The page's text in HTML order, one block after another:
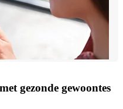
gezonde gewoontes